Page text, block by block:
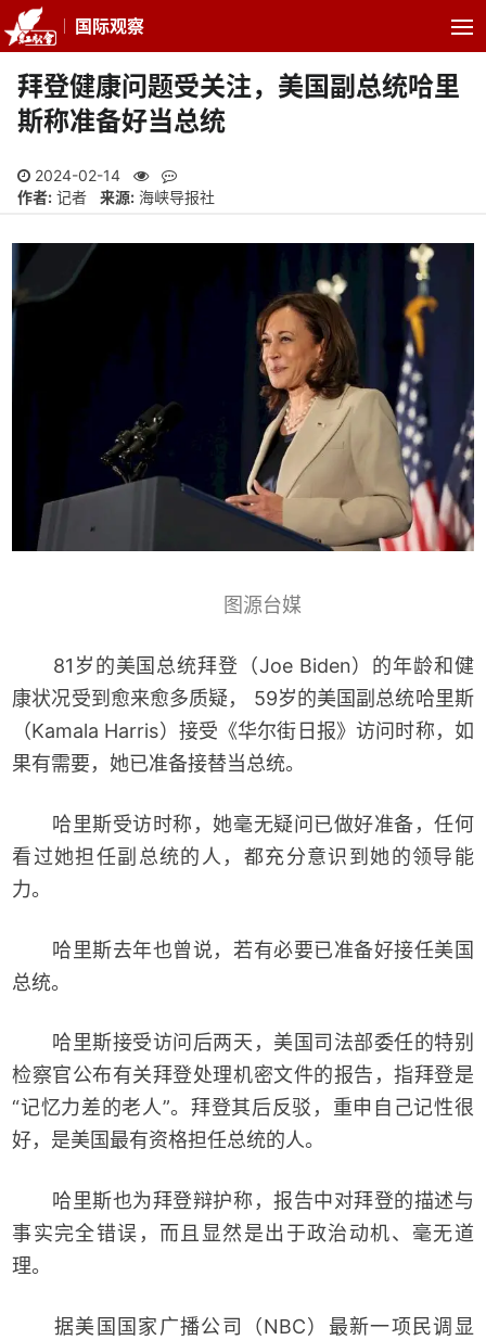
国际观察
拜登健康问题受关注，美国副总统哈里
斯称准备好当总统
2024-02-14
作者: 记者 来源: 海峡导报社
图源台媒
81岁的美国总统拜登（Joe Biden）的年龄和健
康状况受到愈来愈多质疑， 59岁的美国副总统哈里斯
（Kamala Harris）接受《华尔街日报》访问时称，如
果有需要，她已准备接替当总统。
哈里斯受访时称，她毫无疑问已做好准备，任何
看过她担任副总统的人，都充分意识到她的领导能
力。
哈里斯去年也曾说，若有必要已准备好接任美国
总统。
哈里斯接受访问后两天，美国司法部委任的特别
检察官公布有关拜登处理机密文件的报告，指拜登是
“记忆力差的老人”。拜登其后反驳，重申自己记性很
好，是美国最有资格担任总统的人。
哈里斯也为拜登辩护称，报告中对拜登的描述与
事实完全错误，而且显然是出于政治动机、毫无道
理。
据美国国家广播公司（NBC）最新一项民调显